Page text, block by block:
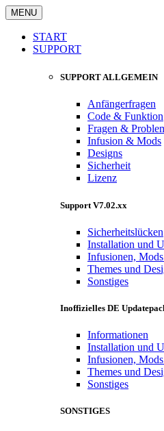
MENU
START
SUPPORT
SUPPORT ALLGEMEIN
Anfängerfragen
Code & Funktion
Fragen &
Infusion & Mods
Designs
Sicherheit
Lizenz
Support V7.02.xx
Sicherheitslücken
Installation und
Infusionen,
Themes und
Sonstiges
Inoffizielles DE
Informationen
Installation und
Infusionen,
Themes und
Sonstiges
SONSTIGES